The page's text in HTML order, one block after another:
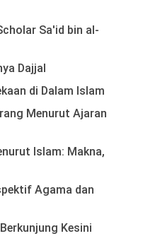
Sa'id bin al-
Dajjal
di Dalam Islam
Menurut Ajaran
Islam: Makna,
Agama dan
Kesini